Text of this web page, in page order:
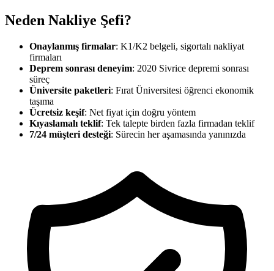
Neden Nakliye Şefi?
Onaylanmış firmalar: K1/K2 belgeli, sigortalı nakliyat
firmaları
Deprem sonrası deneyim: 2020 Sivrice depremi sonrası
süreç
Üniversite paketleri: Fırat Üniversitesi öğrenci ekonomik
taşıma
Ücretsiz keşif: Net fiyat için doğru yöntem
Kıyaslamalı teklif: Tek talepte birden fazla firmadan teklif
7/24 müşteri desteği: Sürecin her aşamasında yanınızda